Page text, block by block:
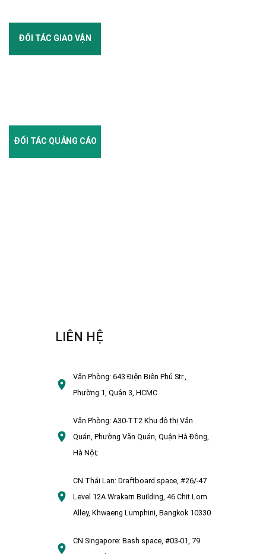
ĐỐI TÁC GIAO VẬN
ĐỐI TÁC QUẢNG CÁO
LIÊN HỆ
Văn Phòng:643 Điện Biên Phủ Str.,
Phường 1, Quận 3, HCMC
Văn Phòng:A30-TT2 Khu đô thị Văn
Quán, Phường Văn Quán, Quận Hà Đông,
Hà Nội;
CN Thái Lan: Draftboard space, #26/-47
Level 12A Wrakarn Building, 46 Chit Lom
Alley, Khwaeng Lumphini, Bangkok 10330
CN Singapore: Bash space, #03-01, 79